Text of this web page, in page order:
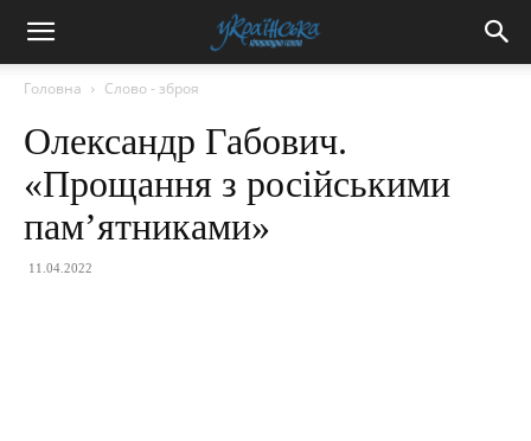
Головна Слово - зброя
Олександр Габович.
«Прощання з російськими
пам’ятниками»
11.04.2022